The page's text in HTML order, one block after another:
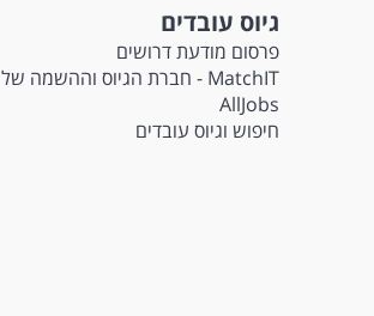
גיוס עובדים
פרסום מודעת דרושים
MatchIT - חברת הגיוס וההשמה של
AllJobs
חיפוש וגיוס עובדים